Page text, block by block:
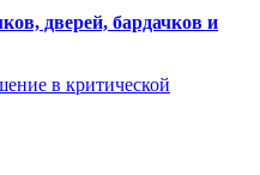
дверей, бардачков и
в критической